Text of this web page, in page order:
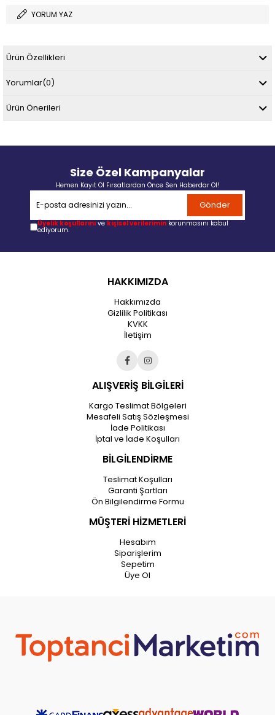
YORUM YAZ
Ürün Özellikleri
Yorumlar(0)
Ürün Önerileri
Size Özel Kampanyalar
Hemen Kayıt Ol Fırsatlardan Önce Sen Haberdar Ol!
Gönder
Üyelik koşullarını ve kişisel verilerimin korunmasını kabul
ediyorum.
HAKKIMIZDA
Hakkımızda
Gizlilik Politikası
KVKK
İletişim
ALIŞVERİŞ BİLGİLERİ
Kargo Teslimat Bölgeleri
Mesafeli Satış Sözleşmesi
İade Politikası
İptal ve İade Koşulları
BİLGİLENDİRME
Teslimat Koşulları
Garanti Şartları
Ön Bilgilendirme Formu
MÜŞTERİ HİZMETLERİ
Hesabım
Siparişlerim
Sepetim
Üye Ol